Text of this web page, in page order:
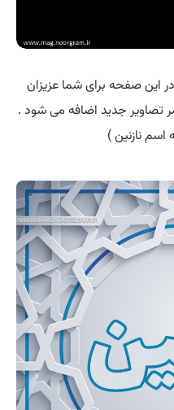
این صفحه برای شما عزیزان
تصاویر جدید اضافه می شود .
نازنین )